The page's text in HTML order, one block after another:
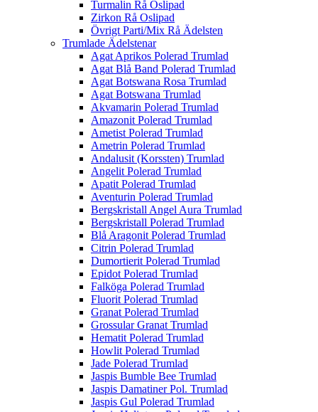
Turmalin Rå Oslipad
Zirkon Rå Oslipad
Övrigt Parti/Mix Rå Ädelsten
Trumlade Ädelstenar
Agat Aprikos Polerad Trumlad
Agat Blå Band Polerad Trumlad
Agat Botswana Rosa Trumlad
Agat Botswana Trumlad
Akvamarin Polerad Trumlad
Amazonit Polerad Trumlad
Ametist Polerad Trumlad
Ametrin Polerad Trumlad
Andalusit (Korssten) Trumlad
Angelit Polerad Trumlad
Apatit Polerad Trumlad
Aventurin Polerad Trumlad
Bergskristall Angel Aura Trumlad
Bergskristall Polerad Trumlad
Blå Aragonit Polerad Trumlad
Citrin Polerad Trumlad
Dumortierit Polerad Trumlad
Epidot Polerad Trumlad
Falköga Polerad Trumlad
Fluorit Polerad Trumlad
Granat Polerad Trumlad
Grossular Granat Trumlad
Hematit Polerad Trumlad
Howlit Polerad Trumlad
Jade Polerad Trumlad
Jaspis Bumble Bee Trumlad
Jaspis Damatiner Pol. Trumlad
Jaspis Gul Polerad Trumlad